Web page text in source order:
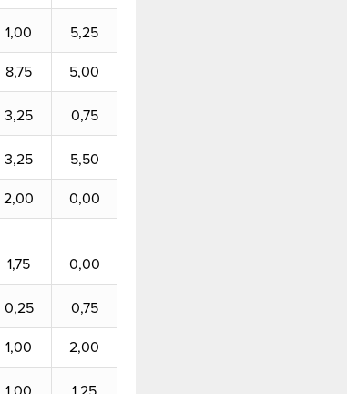
1,00 5,25
8,75 5,00
3,25 0,75
3,25 5,50
2,00 0,00
1,75 0,00
0,25 0,75
1,00 2,00